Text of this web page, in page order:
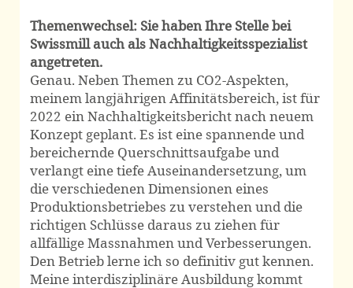
Themenwechsel: Sie haben Ihre Stelle bei
Swissmill auch als Nach­haltigkeits­spezialist
angetreten.
Genau. Neben Themen zu CO2-Aspekten,
meinem langjährigen Affinitäts­bereich, ist für
2022 ein Nach­haltigkeits­bericht nach neuem
Konzept geplant. Es ist eine spannende und
bereichernde Querschnitts­aufgabe und
verlangt eine tiefe Auseinander­setzung, um
die verschiedenen Dimen­sionen eines
Produktions­betriebes zu verstehen und die
richtigen Schlüsse daraus zu ziehen für
allfällige Mass­nahmen und Verbes­serungen.
Den Betrieb lerne ich so definitiv gut kennen.
Meine inter­disziplinäre Ausbildung kommt